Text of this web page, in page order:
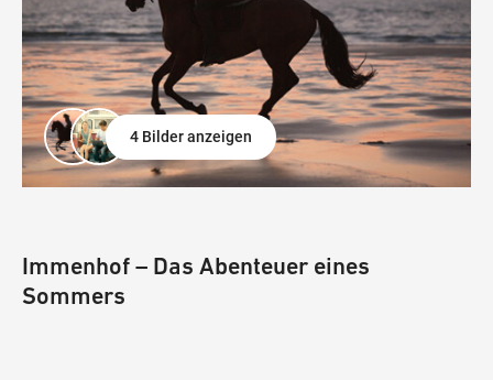
4 Bilder anzeigen
Immenhof – Das Abenteuer eines
Sommers